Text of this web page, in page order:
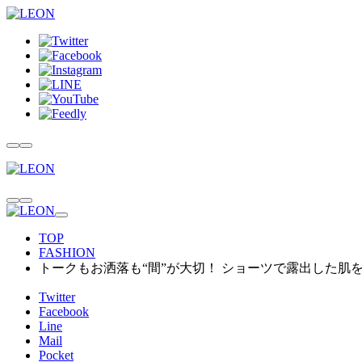
TOP
FASHION
トークもお洒落も“間”が大切！ ショーツで露出した肌
Twitter
Facebook
Line
Mail
Pocket